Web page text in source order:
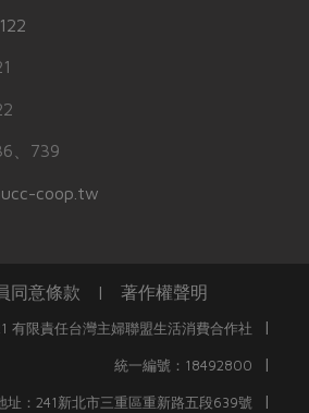
、739
coop.tw
同意條款 | 著作權聲明
有限責任台灣主婦聯盟生活消費合作社 |
統一編號：18492800 |
址：241新北市三重區重新路五段639號 |